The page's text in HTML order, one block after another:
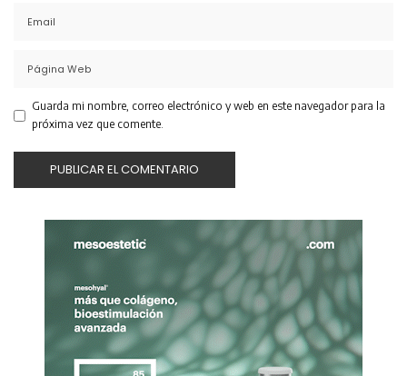
Guarda mi nombre, correo electrónico y web en este navegador para la
próxima vez que comente.